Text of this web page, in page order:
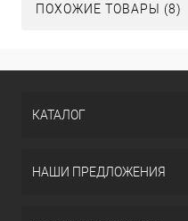
ПОХОЖИЕ ТОВАРЫ (8)
КАТАЛОГ
НАШИ ПРЕДЛОЖЕНИЯ